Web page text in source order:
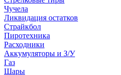
Чучела
Ликвидация остатков
Страйкбол
Пиротехника
Расходники
Аккумуляторы и З/У
Газ
Шары